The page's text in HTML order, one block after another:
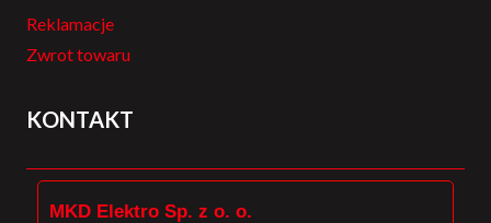
Reklamacje
Zwrot towaru
KONTAKT
MKD Elektro Sp. z o. o.